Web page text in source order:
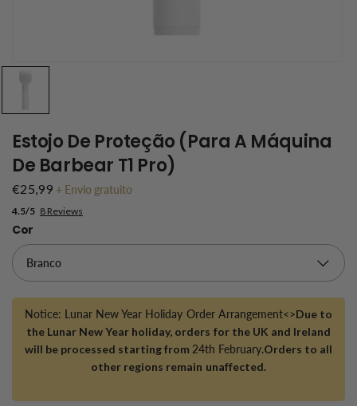
Estojo De Proteção (para A Máquina
De Barbear T1 Pro)
€25,99 +Envio gratuito
8 Reviews
4.5/5
Cor
Notice: Lunar New Year Holiday Order Arrangement<>Due to
the Lunar New Year holiday, orders for the UK and Ireland
will be processed starting from 24th February.Orders to all
other regions remain unaffected.